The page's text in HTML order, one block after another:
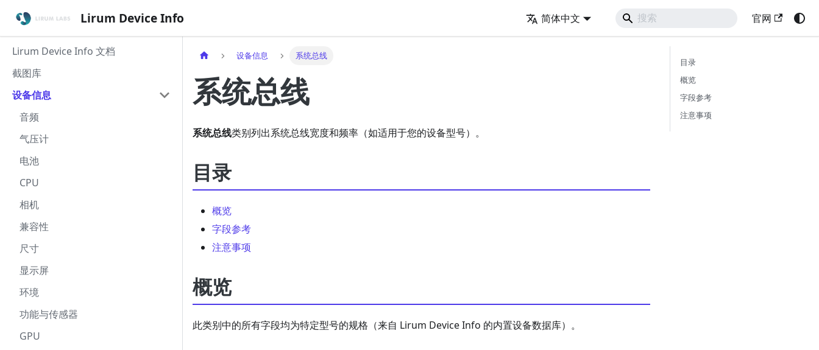
Lirum Device Info 简体中文 官网
Lirum Device Info 文档
截图库
设备信息
音频
气压计
电池
CPU
相机
兼容性
尺寸
显示屏
环境
功能与传感器
GPU
设备信息 系统总线
系统总线
系统总线类别列出系统总线宽度和频率（如适用于您的设备型号）。
目录
概览
字段参考
注意事项
概览
此类别中的所有字段均为特定型号的规格（来自 Lirum Device Info 的内置设备数据库）。
目录
概览
字段参考
注意事项